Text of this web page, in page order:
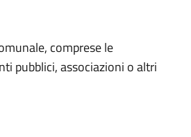
comprese le
pubblici, associazioni o altri